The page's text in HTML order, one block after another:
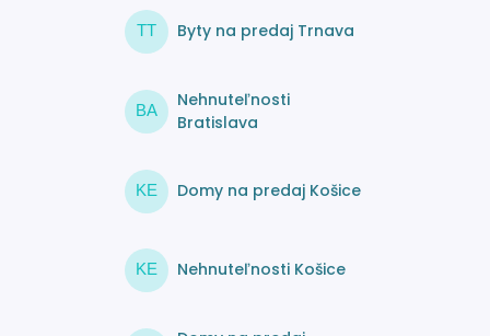
TT Byty na predaj Trnava
BA
Nehnuteľnosti
Bratislava
KE Domy na predaj Košice
KE Nehnuteľnosti Košice